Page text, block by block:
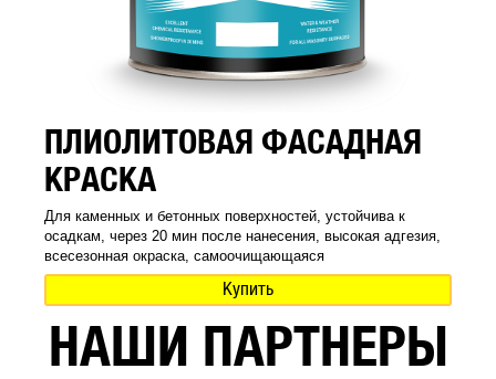
ПЛИОЛИТОВАЯ ФАСАДНАЯ
КРАСКА
Для каменных и бетонных поверхностей, устойчива к
осадкам, через 20 мин после нанесения, высокая адгезия,
всесезонная окраска, самоочищающаяся
Купить
НАШИ ПАРТНЕРЫ